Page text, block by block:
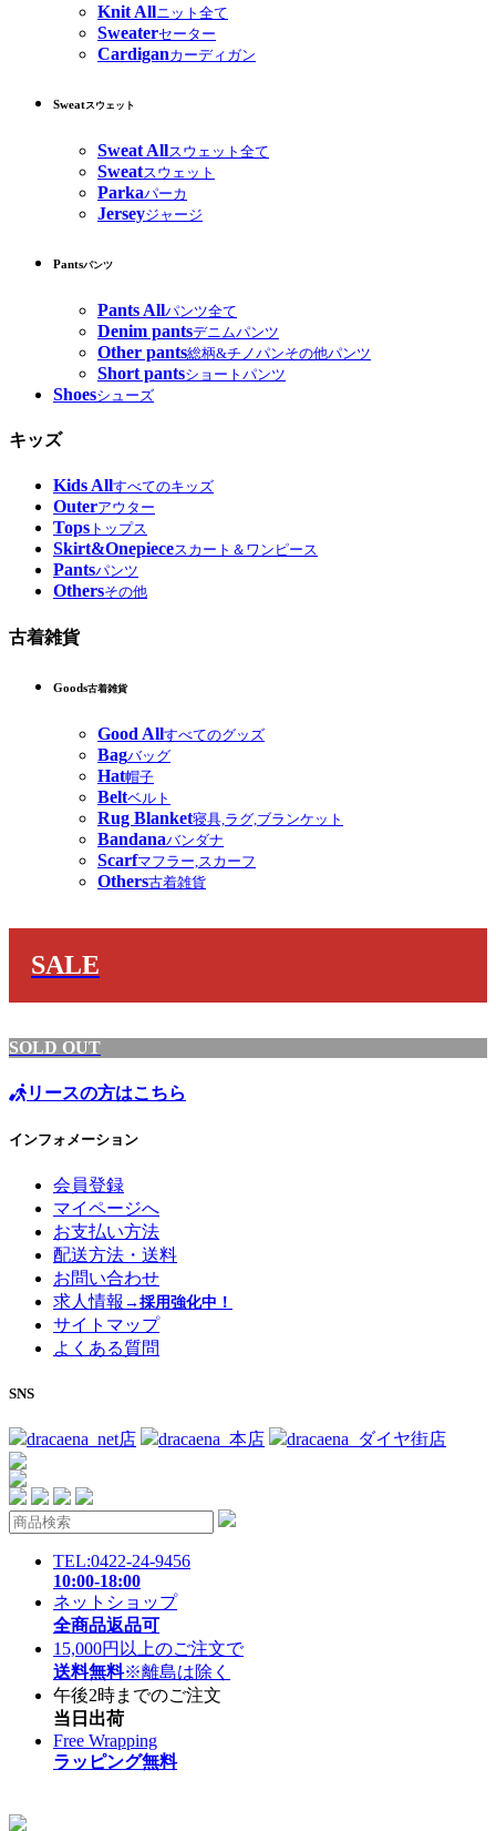
Knit Allニット全て
Sweaterセーター
Cardiganカーディガン
Sweatスウェット
Sweat Allスウェット全て
Sweatスウェット
Parkaパーカ
Jerseyジャージ
Pantsパンツ
Pants Allパンツ全て
Denim pantsデニムパンツ
Other pants総柄&チノパンその他パンツ
Short pantsショートパンツ
Shoesシューズ
キッズ
Kids Allすべてのキッズ
Outerアウター
Tops トップス
Skirt&Onepieceスカート＆ワンピース
Pantsパンツ
Othersその他
古着雑貨
Goods古着雑貨
Good Allすべてのグッズ
Bagバッグ
Hat帽子
Beltベルト
Rug Blanket寝具,ラグ,ブランケット
Bandanaバンダナ
Scarfマフラー,スカーフ
Others古着雑貨
SALE
SOLD OUT
リースの方はこちら
インフォメーション
会員登録
マイページへ
お支払い方法
配送方法・送料
お問い合わせ
求人情報 →採用強化中！
サイトマップ
よくある質問
SNS
dracaena_net店 dracaena_本店 dracaena_ダイヤ街店
TEL:0422-24-9456
10:00-18:00
ネットショップ
全商品返品可
15,000円以上のご注文で
送料無料※離島は除く
午後2時までのご注文
当日出荷
Free Wrapping
ラッピング無料